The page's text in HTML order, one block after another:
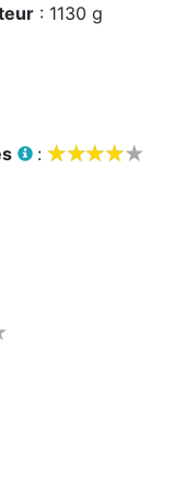
: 1130 g
: 
